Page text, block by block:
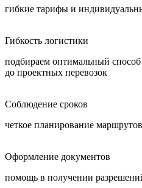
гибкие тарифы и
Гибкость логистики
подбираем оптимальный
до проектных перевозок
Соблюдение сроков
четкое планирование
Оформление документов
помощь в получении